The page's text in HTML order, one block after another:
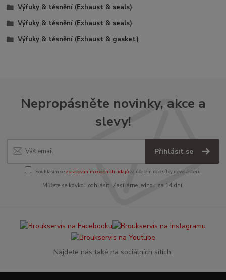
Výfuky & těsnění (Exhaust & seals)
Výfuky & těsnění (Exhaust & seals)
Výfuky & těsnění (Exhaust & gasket)
Nepropásněte novinky, akce a
slevy!
Přihlásit se
Souhlasím se zpracováním osobních údajůza účelem rozesílky newsletteru.
Můžete se kdykoli odhlásit. Zasíláme jednou za 14 dní.
Najdete nás také na sociálních sítích.